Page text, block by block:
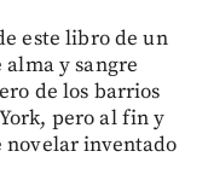
este libro de un
y sangre
de los barrios
pero al fin y
novelar inventado